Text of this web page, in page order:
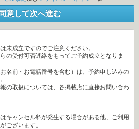
同意して次へ進む
未成立ですのでご注意ください。
の受付可否連絡をもってご予約成立となりま
名前・お電話番号を含む）は、予約申し込みの
の取扱については、各掲載店に直接お問い合わ
キャンセル料が発生する場合がある他、ご利用
ございます。